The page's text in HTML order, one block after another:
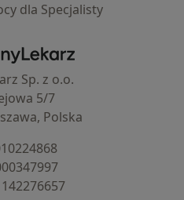
dla Specjalisty
ZnanyLekarz - Strona główna
Sp. z o.o.
5/7
Polska